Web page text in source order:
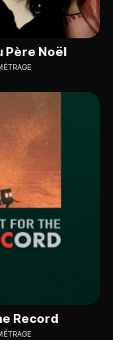
Père Noël
Record